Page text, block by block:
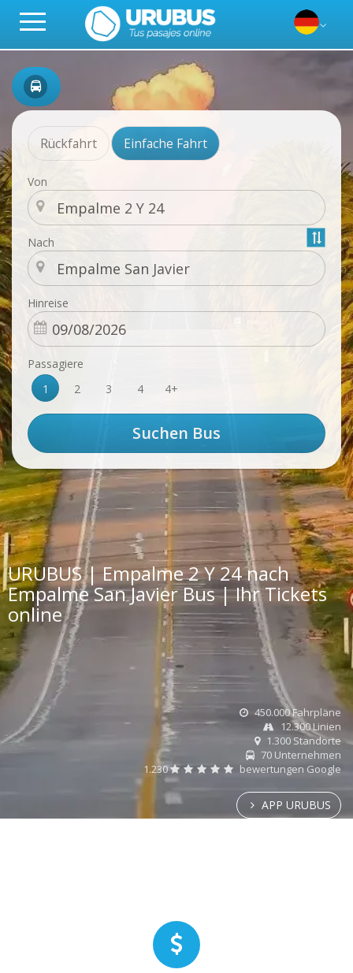
Rückfahrt Einfache Fahrt
Von
Nach
Hinreise
Passagiere
1
2 3 4 4+
URUBUS | Empalme 2 Y 24 nach
Empalme San Javier Bus | Ihr Tickets
online
450.000 Fahrpläne
12.300 Linien
1.300 Standorte
70 Unternehmen
1.230
bewertungen Google
APP URUBUS